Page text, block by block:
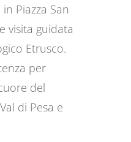
in Piazza San
visita guidata
Etrusco.
per
del
di Pesa e